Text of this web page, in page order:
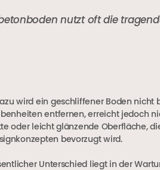
nutzt oft die
wird ein geschliffener Boden
entfernen, erreicht jedoch
oder leicht glänzende Oberfläche,
bevorzugt wird.
Unterschied liegt in der